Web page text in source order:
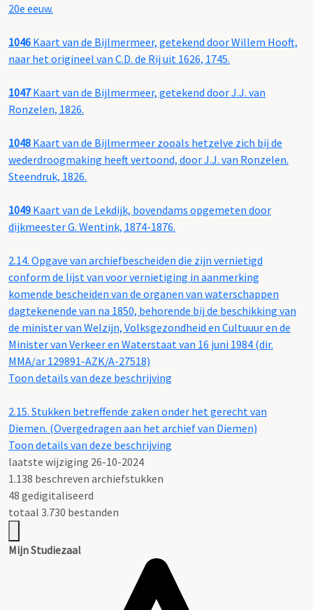
20e eeuw.
1046 Kaart van de Bijlmermeer, getekend door Willem Hooft,
naar het origineel van C.D. de Rij uit 1626, 1745.
1047Kaart van de Bijlmermeer, getekend door J.J. van
Ronzelen, 1826.
1048 Kaart van de Bijlmermeer zooals hetzelve zich bij de
wederdroogmaking heeft vertoond, door J.J. van Ronzelen.
Steendruk, 1826.
1049 Kaart van de Lekdijk, bovendams opgemeten door
dijkmeester G. Wentink, 1874-1876.
2.14. Opgave van archiefbescheiden die zijn vernietigd
conform de lijst van voor vernietiging in aanmerking
komende bescheiden van de organen van waterschappen
dagtekenende van na 1850, behorende bij de beschikking van
de minister van Welzijn, Volksgezondheid en Cultuuur en de
Minister van Verkeer en Waterstaat van 16 juni 1984 (dir.
MMA/ar 129891-AZK/A-27518)
Toon details van deze beschrijving
2.15. Stukken betreffende zaken onder het gerecht van
Diemen. (Overgedragen aan het archief van Diemen)
Toon details van deze beschrijving
laatste wijziging 26-10-2024
1.138 beschreven archiefstukken
48 gedigitaliseerd
totaal 3.730 bestanden
Mijn Studiezaal